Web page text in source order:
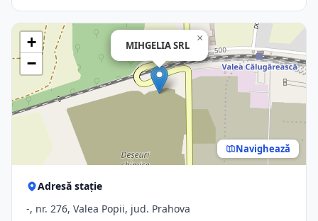
MIHGELIA SRL
×
+
−
Navighează
Adresă stație
-, nr. 276, Valea Popii, jud. Prahova